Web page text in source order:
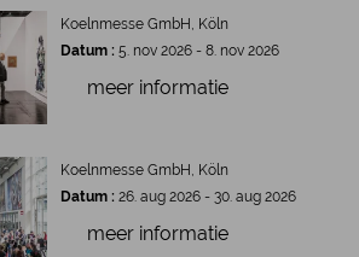
Koelnmesse GmbH, Köln
Datum : 5. nov 2026 - 8. nov 2026
meer informatie
Koelnmesse GmbH, Köln
Datum : 26. aug 2026 - 30. aug 2026
meer informatie